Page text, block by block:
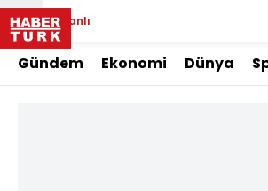
Canlı
Gündem Ekonomi Dünya